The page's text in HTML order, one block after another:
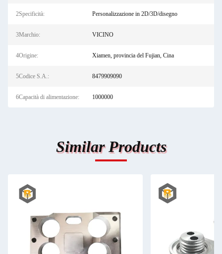
2Specificità: Personalizzazione in 2D/3D/disegno
3Marchio: VICINO
4Origine: Xiamen, provincia del Fujian, Cina
5Codice S.A.: 8479909090
6Capacità di alimentazione: 1000000
Similar Products